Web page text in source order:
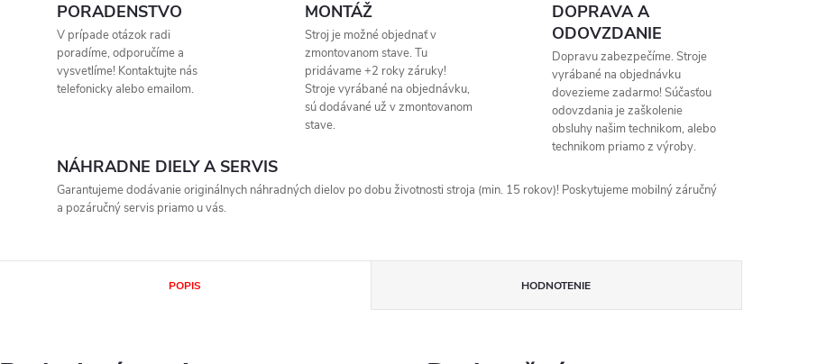
PORADENSTVO
V prípade otázok radi
poradíme, odporučíme a
vysvetlíme! Kontaktujte nás
telefonicky alebo emailom.
MONTÁŽ
Stroj je možné objednať v
zmontovanom stave. Tu
pridávame +2 roky záruky!
Stroje vyrábané na objednávku,
sú dodávané už v zmontovanom
stave.
DOPRAVA A
ODOVZDANIE
Dopravu zabezpečíme. Stroje
vyrábané na objednávku
dovezieme zadarmo! Súčasťou
odovzdania je zaškolenie
obsluhy našim technikom, alebo
technikom priamo z výroby.
NÁHRADNE DIELY A SERVIS
Garantujeme dodávanie originálnych náhradných dielov po dobu životnosti stroja (min. 15 rokov)! Poskytujeme mobilný záručný
a pozáručný servis priamo u vás.
POPIS HODNOTENIE